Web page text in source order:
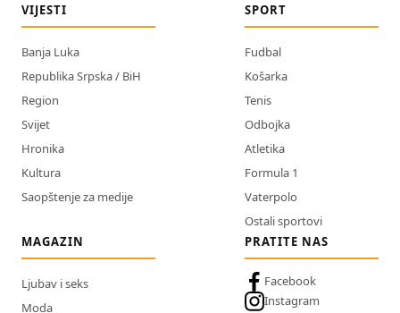
VIJESTI
Banja Luka
Republika Srpska / BiH
Region
Svijet
Hronika
Kultura
Saopštenje za medije
SPORT
Fudbal
Košarka
Tenis
Odbojka
Atletika
Formula 1
Vaterpolo
Ostali sportovi
MAGAZIN
Ljubav i seks
Moda
PRATITE NAS
Facebook
Instagram